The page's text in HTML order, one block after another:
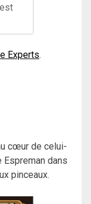
Experts.
cœur de celui-
Espreman dans
pinceaux.